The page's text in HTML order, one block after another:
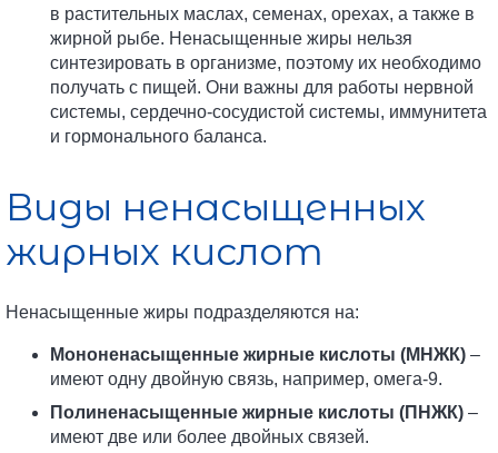
в растительных маслах, семенах, орехах, а также в
жирной рыбе. Ненасыщенные жиры нельзя
синтезировать в организме, поэтому их необходимо
получать с пищей. Они важны для работы нервной
системы, сердечно-сосудистой системы, иммунитета
и гормонального баланса.
Виды ненасыщенных
жирных кислот
Ненасыщенные жиры подразделяются на:
Мононенасыщенные жирные кислоты (МНЖК) –
имеют одну двойную связь, например, омега-9.
Полиненасыщенные жирные кислоты (ПНЖК) –
имеют две или более двойных связей.